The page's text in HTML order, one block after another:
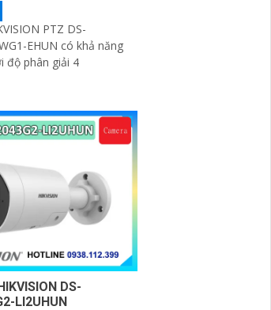
PTZ DS-
EHUN có khả năng
độ phân giải 4
DS-
LI2UHUN